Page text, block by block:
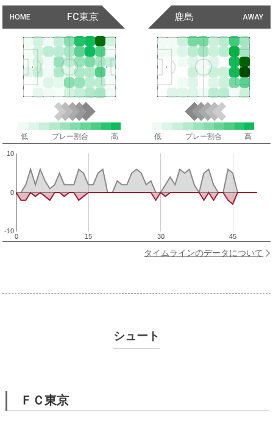
HOME FC東京 AWAY
鹿島
低 プレー割合 高 低 プレー割合 高
0 15 30 45
-10
0
10
タイムラインのデータについて
シュート
ＦＣ東京